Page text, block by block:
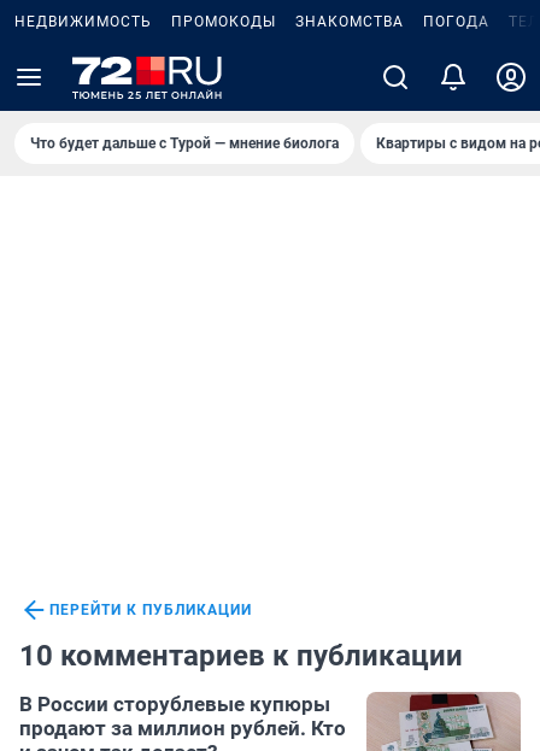
НЕДВИЖИМОСТЬ ПРОМОКОДЫ ЗНАКОМСТВА ПОГОДА
Что будет дальше с Турой — мнение биолога Квартиры с видом на
ПЕРЕЙТИ К ПУБЛИКАЦИИ
10 комментариев к публикации
В России сторублевые купюры
продают за миллион рублей. Кто